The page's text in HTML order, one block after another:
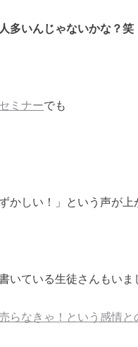
多いんじゃないかな？笑
ミナーでも
かしい！」という声が上
いている生徒さんもいま
らなきゃ！という感情と